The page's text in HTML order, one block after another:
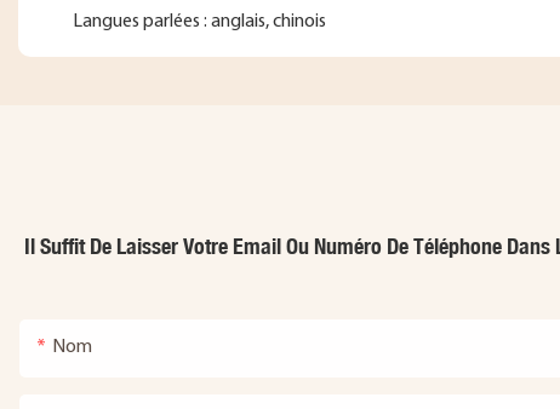
Langues parlées : anglais, chinois
Il Suffit De Laisser Votre Email Ou Numéro De Téléphone
Nom